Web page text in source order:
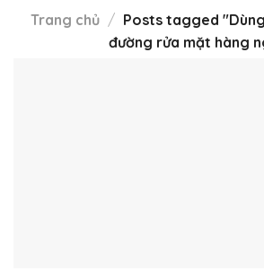
Trang chủ / Posts tagged
đường rửa mặt hàng